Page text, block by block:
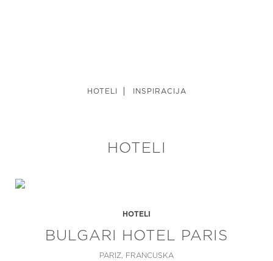
HOTELI INSPIRACIJA
HOTELI
HOTELI
BULGARI HOTEL PARIS
PARIZ, FRANCUSKA